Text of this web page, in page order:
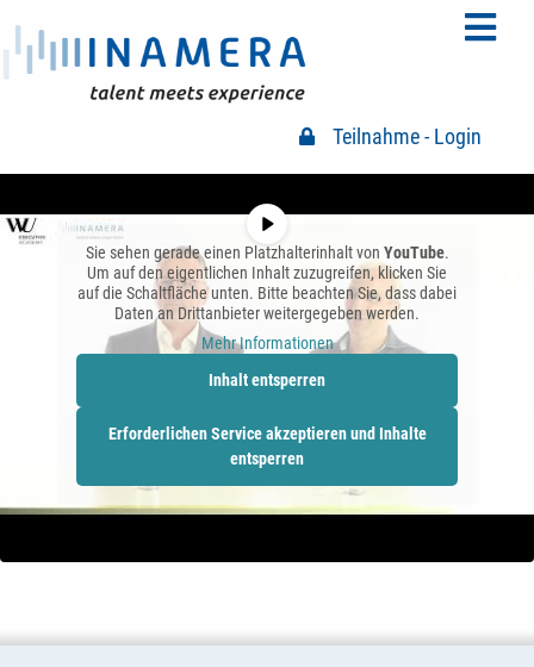
Teilnahme Login
Teilnahme - Login
Sie sehen gerade einen Platzhalterinhalt von YouTube.
Um auf den eigentlichen Inhalt zuzugreifen, klicken Sie
auf die Schaltfläche unten. Bitte beachten Sie, dass dabei
Daten an Drittanbieter weitergegeben werden.
Mehr Informationen
Inhalt entsperren
Erforderlichen Service akzeptieren und Inhalte
entsperren